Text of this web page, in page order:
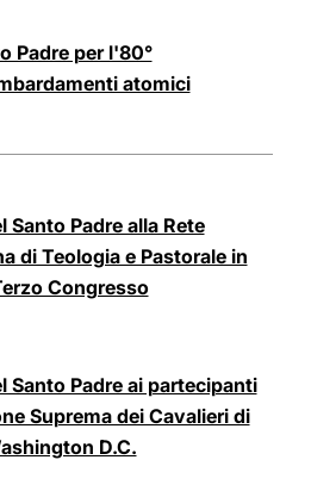
Padre per l'80°
atomici
Padre alla Rete
di Teologia e Pastorale in
Congresso
Santo Padre ai partecipanti
Suprema dei Cavalieri di
D.C.